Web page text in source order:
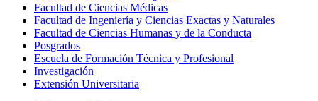
Facultad de Ciencias Médicas
Facultad de Ingeniería y Ciencias Exactas y Naturales
Facultad de Ciencias Humanas y de la Conducta
Posgrados
Escuela de Formación Técnica y Profesional
Investigación
Extensión Universitaria